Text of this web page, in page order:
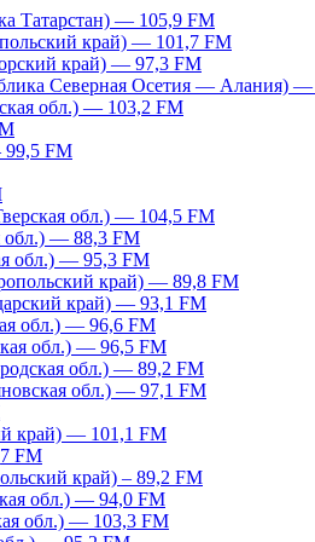
Татарстан) — 105,9 FM
край) — 101,7 FM
край) — 97,3 FM
Северная Осетия — Алания)
обл.) — 103,2 FM
FM
обл.) — 104,5 FM
обл.) — 88,3 FM
обл.) — 95,3 FM
край) — 89,8 FM
край) — 93,1 FM
обл.) — 96,6 FM
обл.) — 96,5 FM
обл.) — 89,2 FM
обл.) — 97,1 FM
край) — 101,1 FM
FM
край) – 89,2 FM
обл.) — 94,0 FM
обл.) — 103,3 FM